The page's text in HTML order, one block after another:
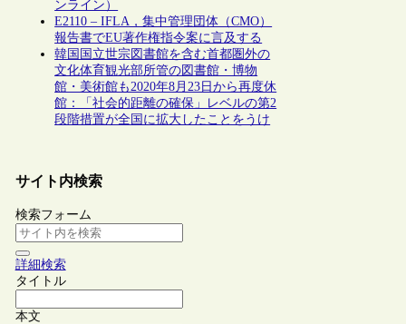
ンライン）
E2110 – IFLA，集中管理団体（CMO）
報告書でEU著作権指令案に言及する
韓国国立世宗図書館を含む首都圏外の
文化体育観光部所管の図書館・博物
館・美術館も2020年8月23日から再度休
館：「社会的距離の確保」レベルの第2
段階措置が全国に拡大したことをうけ
サイト内検索
検索フォーム
詳細検索
タイトル
本文